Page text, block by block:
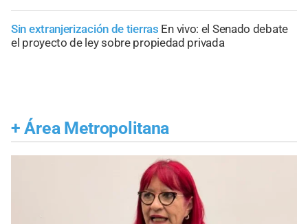
Sin extranjerización de tierras En vivo: el Senado debate
el proyecto de ley sobre propiedad privada
+ Área Metropolitana